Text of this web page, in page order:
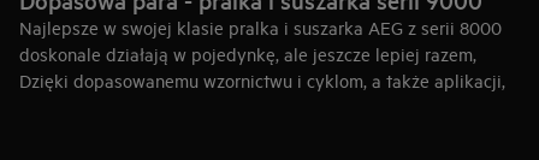
Najlepsze w swojej klasie pralka i suszarka AEG z serii 8000
doskonale działają w pojedynkę, ale jeszcze lepiej razem,
Dzięki dopasowanemu wzornictwu i cyklom, a także aplikacji,